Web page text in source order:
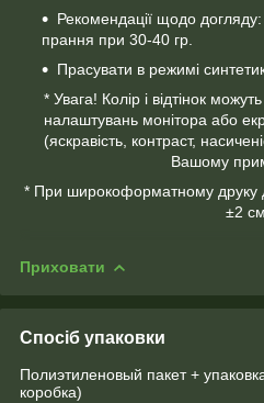
Рекомендації щодо
прання при 30-40 гр.
Прасувати в режимі
* Увага! Колір і відтінок
налаштувань монітора або
(яскравість, контраст,
Вашому
* При широкоформатному друку
±2 см
Приховати
Спосіб упаковки
Полиэтиленовый пакет +
коробка)